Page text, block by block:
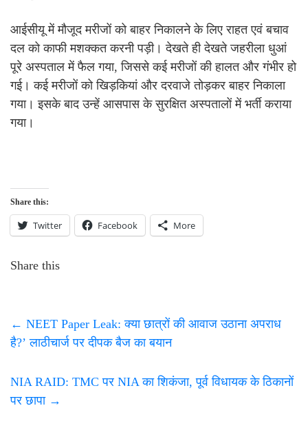
आईसीयू में मौजूद मरीजों को बाहर निकालने के लिए राहत एवं बचाव
दल को काफी मशक्कत करनी पड़ी। देखते ही देखते जहरीला धुआं
पूरे अस्पताल में फैल गया, जिससे कई मरीजों की हालत और गंभीर हो
गई। कई मरीजों को खिड़कियां और दरवाजे तोड़कर बाहर निकाला
गया। इसके बाद उन्हें आसपास के सुरक्षित अस्पतालों में भर्ती कराया
गया।
Share this:
Twitter Facebook More
Share this
← NEET Paper Leak: क्या छात्रों की आवाज उठाना अपराध
है?’ लाठीचार्ज पर दीपक बैज का बयान
NIA RAID: TMC पर NIA का शिकंजा, पूर्व विधायक के ठिकानों
पर छापा →